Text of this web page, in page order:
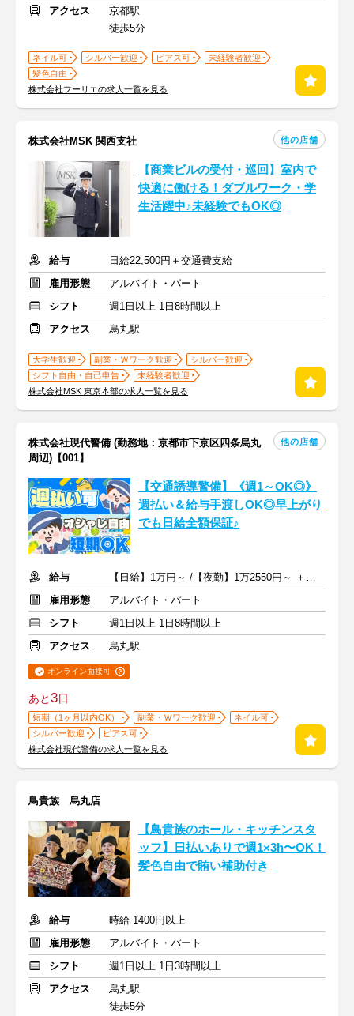
アクセス
京都駅
徒歩5分
ネイル可 シルバー歓迎 ピアス可
未経験者歓迎
髪色自由
株式会社フーリエの求人一覧を見る
株式会社MSK 関西支社 他の店舗
【商業ビルの受付・巡回】室内で
快適に働ける！ダブルワーク・学
生活躍中♪未経験でもOK◎
給与
日給22,500円＋交通費支給
雇用形態
アルバイト・パート
シフト
週1日以上 1日8時間以上
アクセス
烏丸駅
大学生歓迎 副業・Ｗワーク歓迎
シルバー歓迎
シフト自由・自己申告
未経験者歓迎
株式会社MSK 東京本部の求人一覧を見る
株式会社現代警備 (勤務地：京都市下京区四条烏丸
周辺)【001】
他の店舗
【交通誘導警備】《週1～OK◎》
週払い＆給与手渡しOK◎早上がり
でも日給全額保証♪
給与
【日給】1万円～ /【夜勤】1万2550円～ ＋交通費一部支給
雇用形態
アルバイト・パート
シフト
週1日以上 1日8時間以上
アクセス
烏丸駅
オンライン面接可
あと3日
短期（1ヶ月以内OK） 副業・Ｗワーク歓迎
ネイル可
シルバー歓迎
ピアス可
株式会社現代警備の求人一覧を見る
鳥貴族 烏丸店
【鳥貴族のホール・キッチンスタ
ッフ】日払いありで週1×3h〜OK！
髪色自由で賄い補助付き
給与
時給 1400円以上
雇用形態
アルバイト・パート
シフト
週1日以上 1日3時間以上
アクセス
烏丸駅
徒歩5分